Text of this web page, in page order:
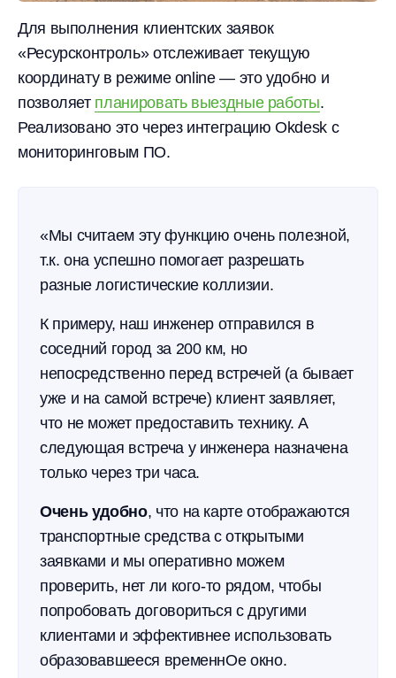
Для выполнения клиентских заявок
«Ресурсконтроль» отслеживает текущую
координату в режиме online — это удобно и
позволяет планировать выездные работы.
Реализовано это через интеграцию Okdesk с
мониторинговым ПО.
«Мы считаем эту функцию очень полезной,
т.к. она успешно помогает разрешать
разные логистические коллизии.
К примеру, наш инженер отправился в
соседний город за 200 км, но
непосредственно перед встречей (а бывает
уже и на самой встрече) клиент заявляет,
что не может предоставить технику. А
следующая встреча у инженера назначена
только через три часа.
Очень удобно, что на карте отображаются
транспортные средства с открытыми
заявками и мы оперативно можем
проверить, нет ли кого-то рядом, чтобы
попробовать договориться с другими
клиентами и эффективнее использовать
образовавшееся временнОе окно.